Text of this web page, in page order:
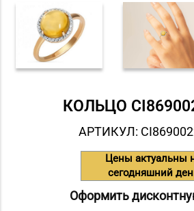
КОЛЬЦО
АРТИКУЛ:
Цены актуальны
сегодняшний
Оформить